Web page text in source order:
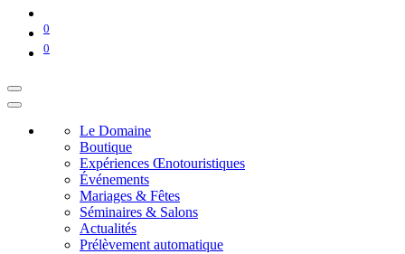
0
0
Le Domaine
Boutique
Expériences Œnotouristiques
Événements
Mariages & Fêtes
Séminaires & Salons
Actualités
Prélèvement automatique